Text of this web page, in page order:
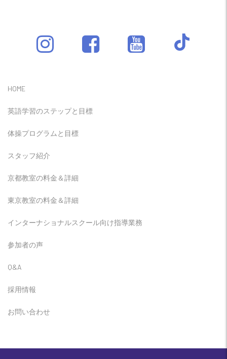
HOME
英語学習のステップと目標
体操プログラムと目標
スタッフ紹介
京都教室の料金＆詳細
東京教室の料金＆詳細
インターナショナルスクール向け指導業務
参加者の声
Q&A
採用情報
お問い合わせ